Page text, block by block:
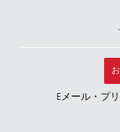
Eメール・プ